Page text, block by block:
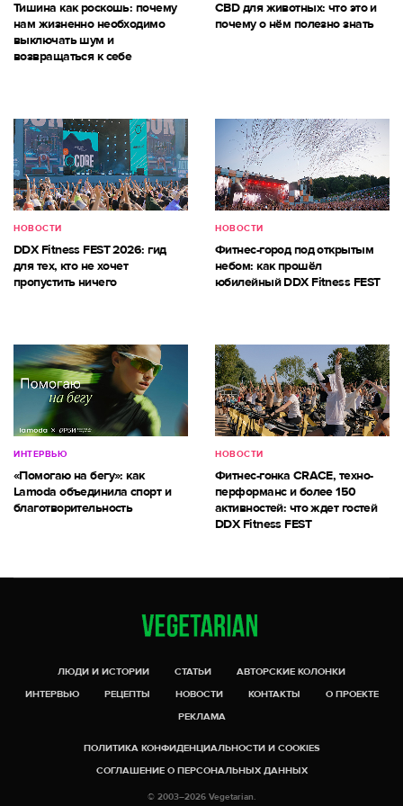
Тишина как роскошь: почему
нам жизненно необходимо
выключать шум и
возвращаться к себе
CBD для животных: что это и
почему о нём полезно знать
НОВОСТИ
DDX Fitness FEST 2026: гид
для тех, кто не хочет
пропустить ничего
НОВОСТИ
Фитнес-город под открытым
небом: как прошёл
юбилейный DDX Fitness FEST
ИНТЕРВЬЮ
«Помогаю на бегу»: как
Lamoda объединила спорт и
благотворительность
НОВОСТИ
Фитнес-гонка CRACE, техно-
перформанс и более 150
активностей: что ждет гостей
DDX Fitness FEST
ЛЮДИ И ИСТОРИИ СТАТЬИ
АВТОРСКИЕ КОЛОНКИ
ИНТЕРВЬЮ
РЕЦЕПТЫ НОВОСТИ КОНТАКТЫ
О ПРОЕКТЕ
РЕКЛАМА
ПОЛИТИКА КОНФИДЕНЦИАЛЬНОСТИ И COOKIES
СОГЛАШЕНИЕ О ПЕРСОНАЛЬНЫХ ДАННЫХ
© 2003–2026 Vegetarian.